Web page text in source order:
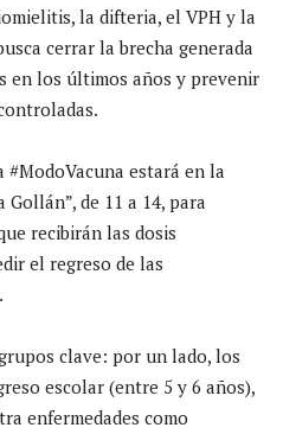
la difteria, el VPH y la
cerrar la brecha generada
en los últimos años y prevenir
#ModoVacuna estará en la
Gollán”, de 11 a 14, para
recibirán las dosis
el regreso de las
clave: por un lado, los
escolar (entre 5 y 6 años),
enfermedades como